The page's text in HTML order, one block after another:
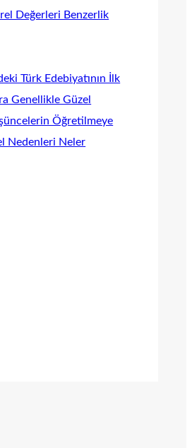
Değerleri Benzerlik
Türk Edebiyatının İlk
Genellikle Güzel
Öğretilmeye
Nedenleri Neler